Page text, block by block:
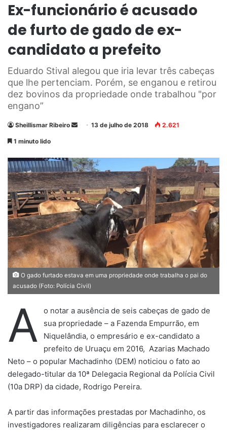
Ex-funcionário é acusado
de furto de gado de ex-
candidato a prefeito
Eduardo Stival alegou que iria levar três cabeças
que lhe pertenciam. Porém, se enganou e retirou
dez bovinos da propriedade onde trabalhou "por
engano”
Sheillismar Ribeiro
d
e
u
m
e
-
m
a
i
13 de julho de 2018 2.621
1 minuto lido
O gado furtado estava em uma propriedade onde trabalha o pai do
acusado (Foto: Polícia Civil)
A
o notar a ausência de seis cabeças de gado de
sua propriedade – a Fazenda Empurrão, em
Niquelândia, o empresário e ex-candidato a
prefeito de Uruaçu em 2016, Azarias Machado
Neto – o popular Machadinho (DEM) noticiou o fato ao
delegado-titular da 10ª Delegacia Regional da Polícia Civil
(10a DRP) da cidade, Rodrigo Pereira.
A partir das informações prestadas por Machadinho, os
investigadores realizaram diligências para esclarecer o